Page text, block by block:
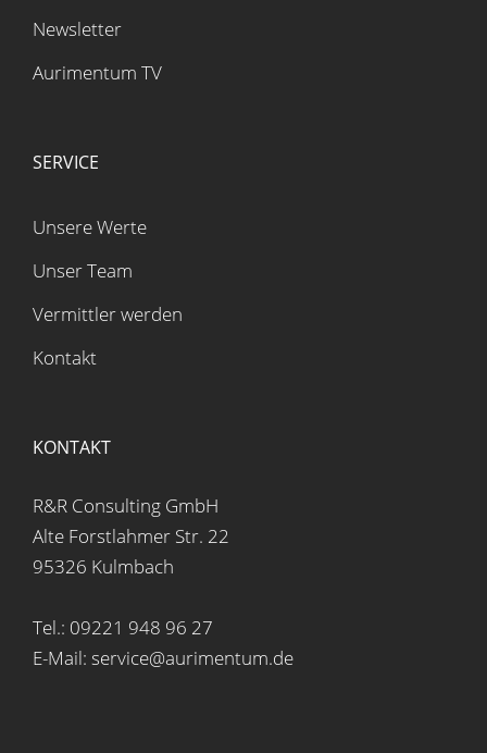
Newsletter
Aurimentum TV
SERVICE
Unsere Werte
Unser Team
Vermittler werden
Kontakt
KONTAKT
R&R Consulting GmbH
Alte Forstlahmer Str. 22
95326 Kulmbach
Tel.: 09221 948 96 27
E-Mail: service@aurimentum.de